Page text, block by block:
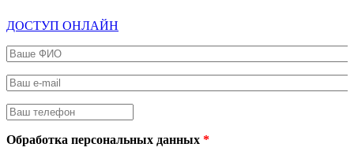
ДОСТУП ОНЛАЙН
Ваше ФИО
Ваш e-mail
Ваш телефон
Обработка персональных данных *